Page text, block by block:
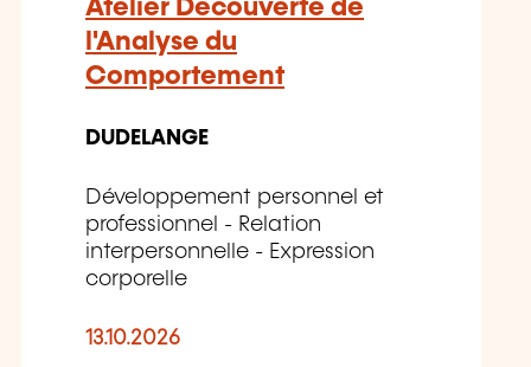
Atelier Découverte de
l'Analyse du
Comportement
DUDELANGE
Développement personnel et
professionnel - Relation
interpersonnelle - Expression
corporelle
13.10.2026